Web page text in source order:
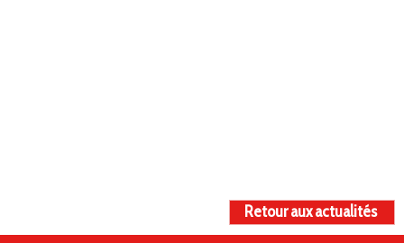
Retour aux actualités